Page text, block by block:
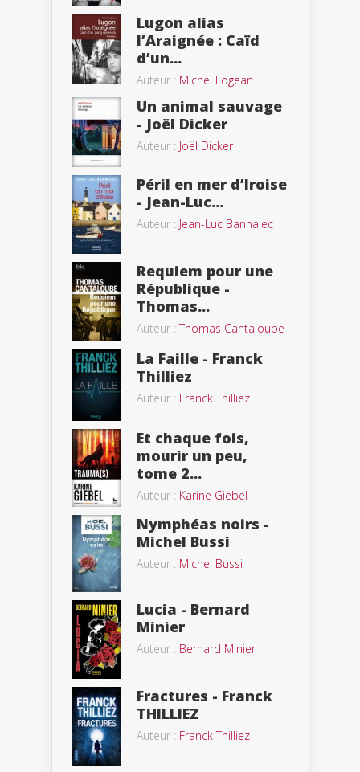
Lugon alias
l’Araignée : Caïd
d’un...
Auteur : Michel Logean
Un animal sauvage
- Joël Dicker
Auteur : Joël Dicker
Péril en mer d’Iroise
- Jean-Luc...
Auteur : Jean-Luc Bannalec
Requiem pour une
République -
Thomas...
Auteur :Thomas Cantaloube
La Faille - Franck
Thilliez
Auteur : Franck Thilliez
Et chaque fois,
mourir un peu,
tome 2...
Auteur : Karine Giebel
Nymphéas noirs -
Michel Bussi
Auteur : Michel Bussi
Lucia - Bernard
Minier
Auteur : Bernard Minier
Fractures - Franck
THILLIEZ
Auteur : Franck Thilliez